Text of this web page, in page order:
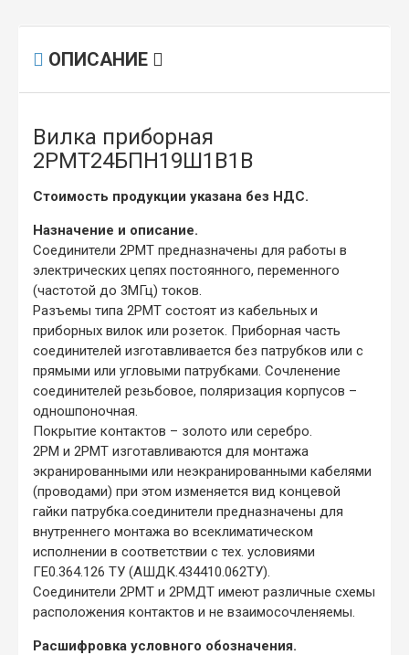
ОПИСАНИЕ
Вилка приборная
2РМТ24БПН19Ш1В1В
Стоимость продукции указана без НДС.
Назначение и описание.
Соединители 2РМТ предназначены для работы в
электрических цепях постоянного, переменного
(частотой до 3МГц) токов.
Разъемы типа 2РМТ состоят из кабельных и
приборных вилок или розеток. Приборная часть
соединителей изготавливается без патрубков или с
прямыми или угловыми патрубками. Сочленение
соединителей резьбовое, поляризация корпусов –
одношпоночная.
Покрытие контактов – золото или серебро.
2РМ и 2РМТ изготавливаются для монтажа
экранированными или неэкранированными кабелями
(проводами) при этом изменяется вид концевой
гайки патрубка.соединители предназначены для
внутреннего монтажа во всеклиматическом
исполнении в соответствии с тех. условиями
ГЕ0.364.126 ТУ (АШДК.434410.062ТУ).
Соединители 2РМТ и 2РМДТ имеют различные схемы
расположения контактов и не взаимосочленяемы.
Расшифровка условного обозначения.